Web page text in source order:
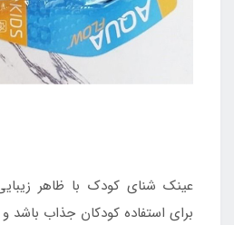
عینک شنای کودک با ظاهر
برای استفاده کودکان جذاب باشد